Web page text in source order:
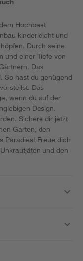
Hochbeet
kinderleicht und
Durch seine
und einer Tiefe von
Das
So hast du genügend
Das
wenn du auf der
Design.
Sichere dir jetzt
Garten, den
Paradies! Freue dich
und den